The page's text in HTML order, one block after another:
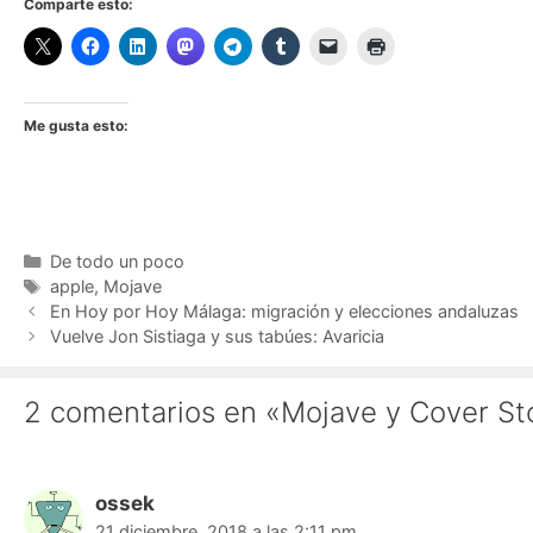
Comparte esto:
Me gusta esto:
Categorías
De todo un poco
Etiquetas
apple, Mojave
En Hoy por Hoy Málaga: migración y elecciones andaluzas
Vuelve Jon Sistiaga y sus tabúes: Avaricia
2 comentarios en «Mojave y Cover
ossek